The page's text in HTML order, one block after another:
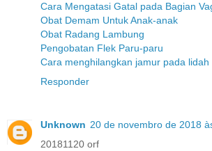
Cara Mengatasi Gatal pada Bagian
Obat Demam Untuk Anak-anak
Obat Radang Lambung
Pengobatan Flek Paru-paru
Cara menghilangkan jamur pada lidah
Responder
Unknown 20 de novembro de 2018
20181120 orf